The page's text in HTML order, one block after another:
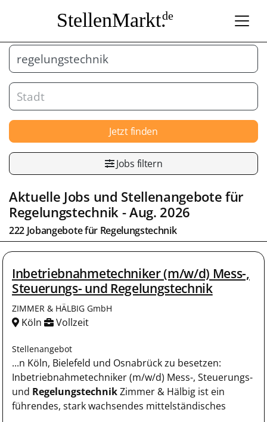
StellenMarkt.de
Jetzt finden
Jobs filtern
Aktuelle Jobs und Stellenangebote für
Regelungstechnik- Aug. 2026
222 Jobangebote für Regelungstechnik
Inbetriebnahmetechniker (m/w/d) Mess-,
Steuerungs- und Regelungstechnik
ZIMMER & HÄLBIG GmbH
Köln Vollzeit
Stellenangebot
...n Köln, Bielefeld und Osnabrück zu besetzen:
Inbetriebnahmetechniker (m/w/d) Mess-, Steuerungs-
und RegelungstechnikZimmer & Hälbig ist ein
führendes, stark wachsendes mittelständisches